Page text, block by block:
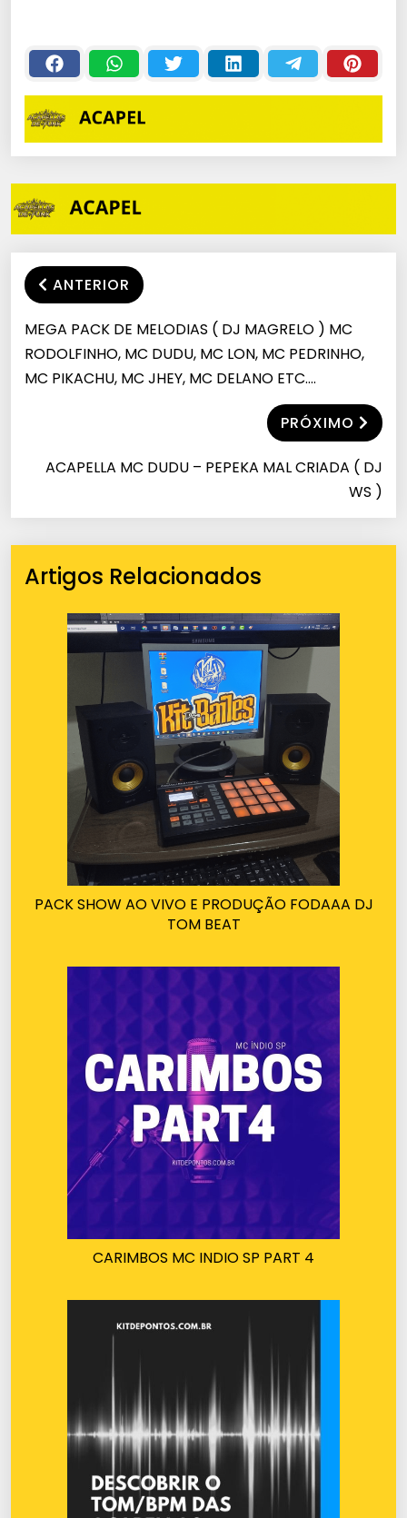
ANTERIOR
MEGA PACK DE MELODIAS ( DJ MAGRELO ) MC
RODOLFINHO, MC DUDU, MC LON, MC PEDRINHO,
MC PIKACHU, MC JHEY, MC DELANO ETC….
PRÓXIMO
ACAPELLA MC DUDU – PEPEKA MAL CRIADA ( DJ
WS )
Artigos Relacionados
PACK SHOW AO VIVO E PRODUÇÃO FODAAA DJ
TOM BEAT
CARIMBOS MC INDIO SP PART 4